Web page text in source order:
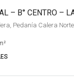
– B° CENTRO –